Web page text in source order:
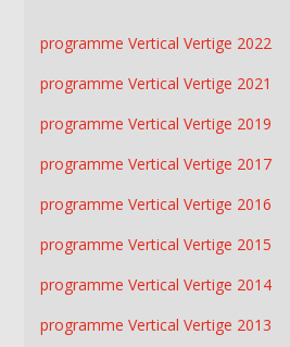
programme Vertical Vertige 2022
programme Vertical Vertige 2021
programme Vertical Vertige 2019
programme Vertical Vertige 2017
programme Vertical Vertige 2016
programme Vertical Vertige 2015
programme Vertical Vertige 2014
programme Vertical Vertige 2013